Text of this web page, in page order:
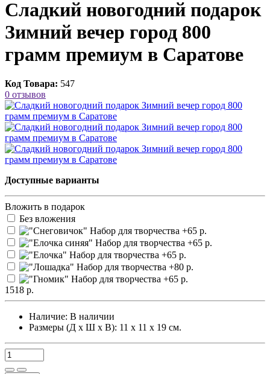
Сладкий новогодний подарок
Зимний вечер город 800
грамм премиум в Саратове
Код Товара: 547
0 отзывов
Доступные варианты
Вложить в подарок
Без вложения
1518 р.
Наличие: В наличии
Размеры (Д х Ш х В): 11 х 11 х 19 см.